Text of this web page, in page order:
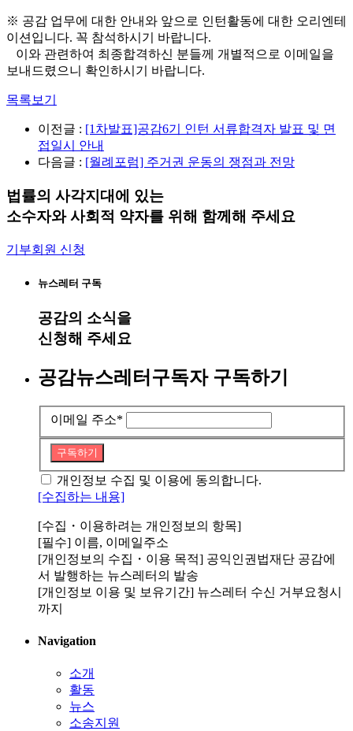
※ 공감 업무에 대한 안내와 앞으로 인턴활동에 대한 오리엔테
이션입니다. 꼭 참석하시기 바랍니다.
이와 관련하여 최종합격하신 분들께 개별적으로 이메일을
보내드렸으니 확인하시기 바랍니다.
목록보기
이전글 : [1차발표]공감6기 인턴 서류합격자 발표 및 면
접일시 안내
다음글 : [월례포럼] 주거권 운동의 쟁점과 전망
법률의 사각지대에 있는
소수자와 사회적 약자를 위해 함께해 주세요
기부회원 신청
뉴스레터 구독
공감의 소식을
신청해 주세요
공감뉴스레터구독자 구독하기
이메일 주소*
구독하기
개인정보 수집 및 이용에 동의합니다.
[수집하는 내용]
[수집・이용하려는 개인정보의 항목]
[필수] 이름, 이메일주소
[개인정보의 수집・이용 목적] 공익인권법재단 공감에
서 발행하는 뉴스레터의 발송
[개인정보 이용 및 보유기간] 뉴스레터 수신 거부요청시
까지
Navigation
소개
활동
뉴스
소송지원